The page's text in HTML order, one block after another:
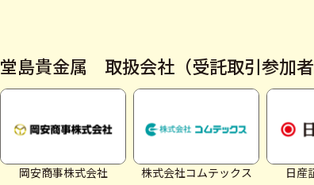
堂島貴金属 取扱会社（受託取引参加者
岡安商事株式会社 株式会社コムテックス 日産